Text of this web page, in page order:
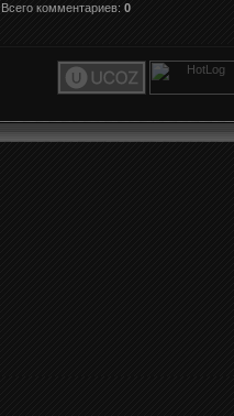
Всего комментариев: 0